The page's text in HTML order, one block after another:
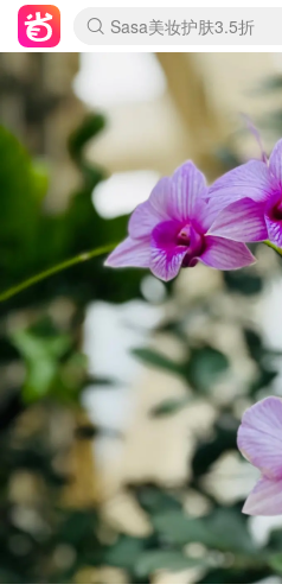
lululemon折扣上新
Sasa美妆护肤3.5折
SSENSE年中3折
FreshBeauty好价汇总
Cettire降价+叠9折
WWS Coles超市实拍
viagogo二手票捡漏
Myer超级周末1折
The Outnet奢牌1折起
David Jones 3折起
Flannels大牌1折
Perfumes Club护肤1折
AMIRO返校季6.2折
Amazon折扣汇总
eToro入金$200送$50
Amazon数码好物
ICONIC本周7.5折
ThedoubleF高奢地板价
Moose Knuckles 6折
丝芙兰5折起
EUFY官网3.7折起
Selenichast首饰2折
Trip机票酒店促销
YSL送5件彩妆礼
Amazon家居好物
Amazon美妆护肤
雅漾大喷$8
过敏原检测盒$33
伊索独家赠50ml沐浴露
科颜氏清仓3折
SEALIFE海洋馆门票6折
丝塔芙大白罐$16
订阅Newsletter送香薰
Cult Beauty 6.8折
Harrods圣诞日历2.3折
LN-CC奢牌私促3折
d'Alba空姐喷雾$16
EVE LOM套装逆天2折
Bernardelli独家4折
Adore Beauty 6折起
CT圣诞日历
Mytheresa奢品2.7折
Luxury Escapes 9折
Currentbody美容仪9折
MOON Garden Live
Roborock扫地机3.7折
Tingo Life水杯$24
Valentino官网5折
CR洗发护发6.3折
修丽可套装7.4折
Myer彩妆2件7折
GANNI官网4.5折
Stylevana韩妆4折
Tessabit高奢8.5折
OGX洗护4折
Amazon阿德莱德次日达
卡诗8.5折+赠礼
Philips Hue灯具8折